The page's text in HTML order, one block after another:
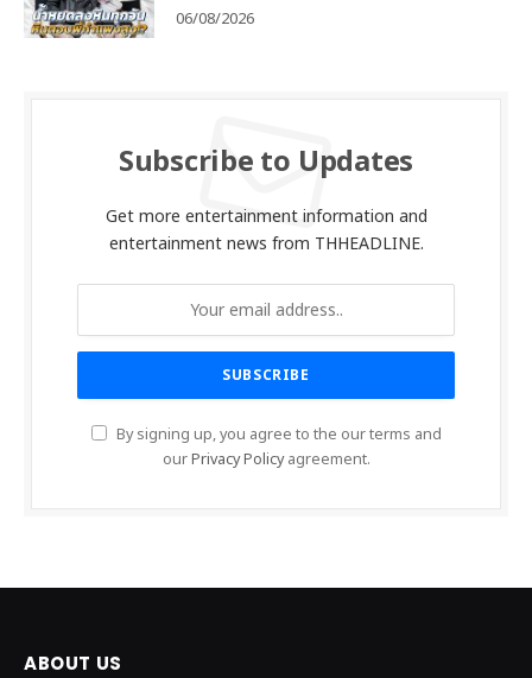
06/08/2026
Subscribe to Updates
Get more entertainment information and
entertainment news from THHEADLINE.
By signing up, you agree to the our terms and
ourPrivacy Policyagreement.
ABOUT US